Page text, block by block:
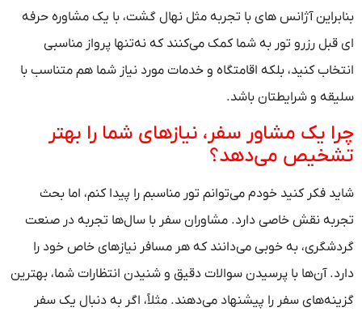
بنابراین آژانس های با تجربه مثل نهال گشت، با یک مشاوره حرفه
ای قبل رزرو تور به شما کمک می‌کنند که نه‌تنها پرواز مناسبی
انتخاب کنید، بلکه اقامتگاه و خدمات مورد نیاز شما هم متناسب با
سلیقه و شرایطتان باشد.
چرا یک مشاور سفر، نیازهای شما را بهتر
تشخیص می‌دهد؟
شاید فکر کنید خودم می‌توانم تور مناسبم را پیدا کنم، اما بحث
تجربه نقش خاصی دارد. مشاوران سفر با سال‌ها تجربه در صنعت
گردشگری، به خوبی می‌دانند که هر مسافر نیازهای خاص خود را
دارد. آن‌ها با پرسیدن سوالات دقیق و شنیدن انتظارات شما، بهترین
گزینه‌های سفر را پیشنهاد می‌دهند. مثلاً، اگر به دنبال یک سفر